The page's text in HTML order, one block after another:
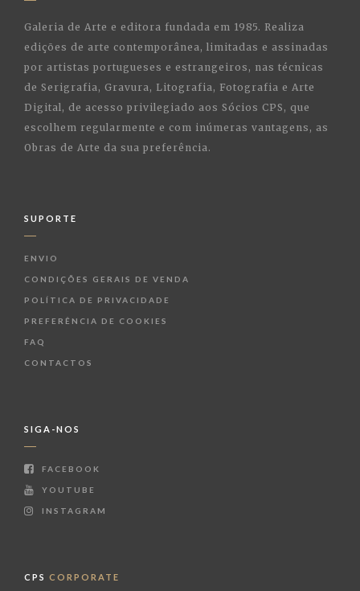
Galeria de Arte e editora fundada em 1985. Realiza
edições de arte contemporânea, limitadas e assinadas
por artistas portugueses e estrangeiros, nas técnicas
de Serigrafia, Gravura, Litografia, Fotografia e Arte
Digital, de acesso privilegiado aos Sócios CPS, que
escolhem regularmente e com inúmeras vantagens, as
Obras de Arte da sua preferência.
SUPORTE
ENVIO
CONDIÇÕES GERAIS DE VENDA
POLÍTICA DE PRIVACIDADE
PREFERÊNCIA DE COOKIES
FAQ
CONTACTOS
SIGA-NOS
FACEBOOK
YOUTUBE
INSTAGRAM
CPS CORPORATE